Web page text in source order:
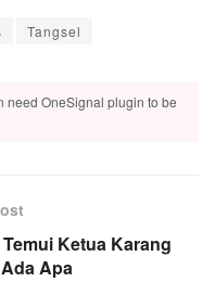
Tangsel
need OneSignal plugin to be
Ketua Karang
Apa